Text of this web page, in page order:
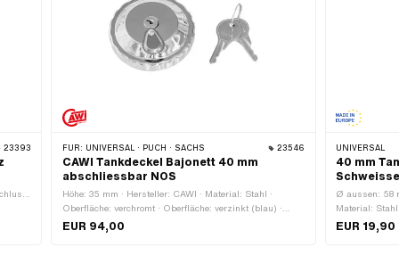
23393 FÜR: UNIVERSAL · PUCH · SACHS 23546
CAWI Tankdeckel Bajonett 40 mm
abschliessbar NOS
Höhe: 35 mm · Hersteller: CAWI · Material: Stahl ·
Oberfläche: verchromt · Oberfläche: verzinkt (blau) ·
Tankdeckelverschluss: Bajonett 40 mm · Farbe: Chrom ·
Abschliessbar: Ja · Entlüftet: Ja · Ø Kopf aussen: 66.4
EUR 94,00
UNIVERSAL
40 mm
Ø aussen: 58
Material:
· Höhe: 22.5
EUR 19,90